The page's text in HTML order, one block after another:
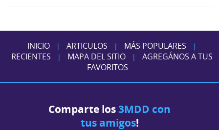
INICIO | ARTICULOS | MÁS POPULARES |
RECIENTES | MAPA DEL SITIO |
AGREGÁNOS A TUS
FAVORITOS
Comparte los3MDD con
tus amigos!